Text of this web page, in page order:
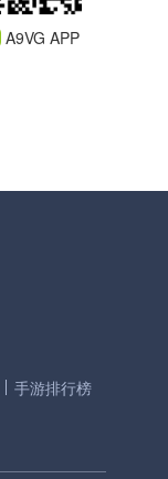
A9VG APP
手游排行榜